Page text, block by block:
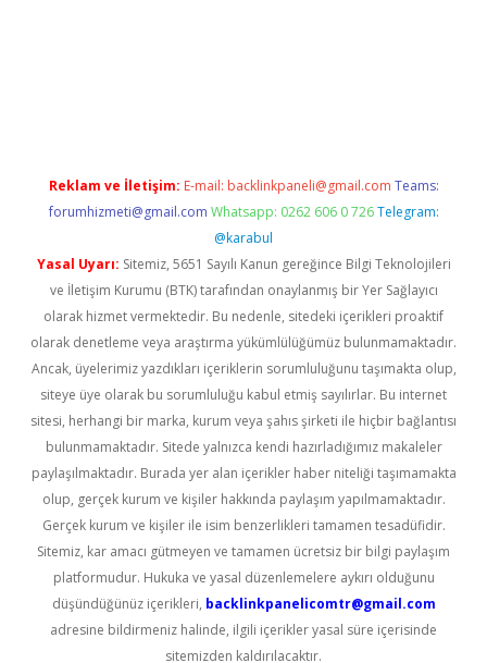
Reklam ve İletişim: E-mail: backlinkpaneli@gmail.com Teams:
forumhizmeti@gmail.com Whatsapp: 0262 606 0 726 Telegram:
@karabul
Yasal Uyarı: Sitemiz, 5651 Sayılı Kanun gereğince Bilgi Teknolojileri
ve İletişim Kurumu (BTK) tarafından onaylanmış bir Yer Sağlayıcı
olarak hizmet vermektedir. Bu nedenle, sitedeki içerikleri proaktif
olarak denetleme veya araştırma yükümlülüğümüz bulunmamaktadır.
Ancak, üyelerimiz yazdıkları içeriklerin sorumluluğunu taşımakta olup,
siteye üye olarak bu sorumluluğu kabul etmiş sayılırlar. Bu internet
sitesi, herhangi bir marka, kurum veya şahıs şirketi ile hiçbir bağlantısı
bulunmamaktadır. Sitede yalnızca kendi hazırladığımız makaleler
paylaşılmaktadır. Burada yer alan içerikler haber niteliği taşımamakta
olup, gerçek kurum ve kişiler hakkında paylaşım yapılmamaktadır.
Gerçek kurum ve kişiler ile isim benzerlikleri tamamen tesadüfidir.
Sitemiz, kar amacı gütmeyen ve tamamen ücretsiz bir bilgi paylaşım
platformudur. Hukuka ve yasal düzenlemelere aykırı olduğunu
düşündüğünüz içerikleri, backlinkpanelicomtr@gmail.com
adresine bildirmeniz halinde, ilgili içerikler yasal süre içerisinde
sitemizden kaldırılacaktır.